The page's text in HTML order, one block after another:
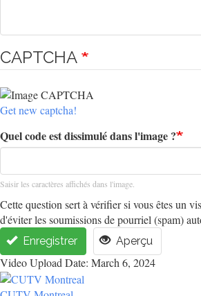
CAPTCHA
Get new captcha!
Quel code est dissimulé dans l'image ?
Saisir les caractères affichés dans l'image.
Cette question sert à vérifier si vous êtes un
d'éviter les soumissions de pourriel (spam)
Enregistrer Aperçu
Video Upload Date: March 6, 2024